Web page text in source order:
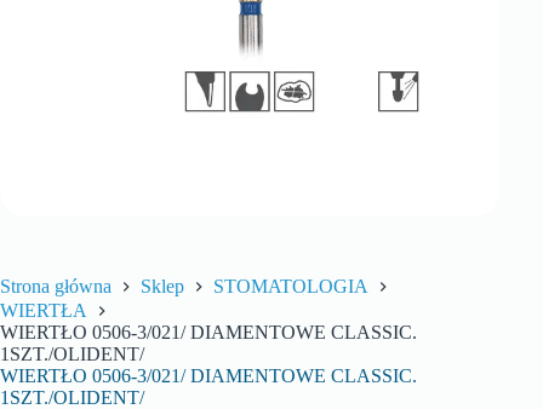
Strona główna Sklep
STOMATOLOGIA
WIERTŁA
WIERTŁO 0506-3/021/ DIAMENTOWE CLASSIC.
1SZT./OLIDENT/
WIERTŁO 0506-3/021/ DIAMENTOWE CLASSIC.
1SZT./OLIDENT/